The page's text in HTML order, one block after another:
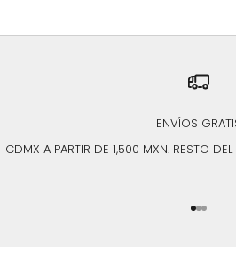
ENVÍOS
CDMX A PARTIR DE 1,500 MXN. RESTO
Ir al
Ir al
Ir al